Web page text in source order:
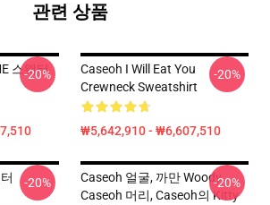
관련 상품
스웨터
-20%
Caseoh I Will Eat You
Crewneck Sweatshirt
₩5,642,910 - ₩6,607,510
-20%
-20%
Caseoh 얼굴, 까만 Woody,
Caseoh 머리, Caseoh의 Kitty
-20%